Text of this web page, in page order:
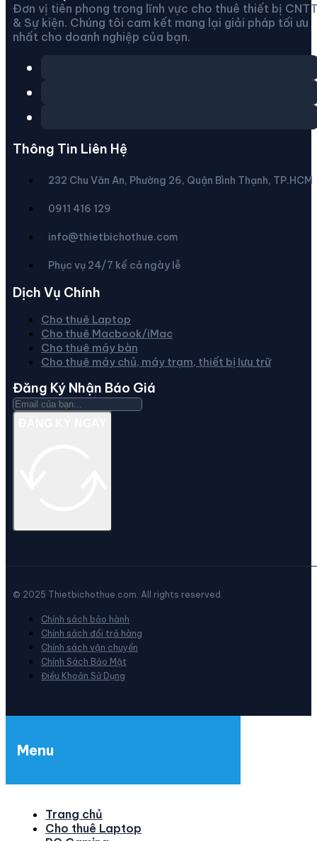
Đơn vị tiên phong trong lĩnh vực cho thuê thiết bị CNTT
& Sự kiện. Chúng tôi cam kết mang lại giải pháp tối ưu
nhất cho doanh nghiệp của bạn.
Thông Tin Liên Hệ
232 Chu Văn An, Phường 26, Quận Bình Thạnh, TP.HCM
0911 416 129
info@thietbichothue.com
Phục vụ 24/7 kể cả ngày lễ
Dịch Vụ Chính
Cho thuê Laptop
Cho thuê Macbook/iMac
Cho thuê máy bàn
Cho thuê máy chủ, máy trạm, thiết bị lưu trữ
Đăng Ký Nhận Báo Giá
© 2025 Thietbichothue.com. All rights reserved.
Chính sách bảo hành
Chính sách đổi trả hàng
Chính sách vận chuyển
Chính Sách Bảo Mật
Điều Khoản Sử Dụng
Menu
Trang chủ
Cho thuê Laptop